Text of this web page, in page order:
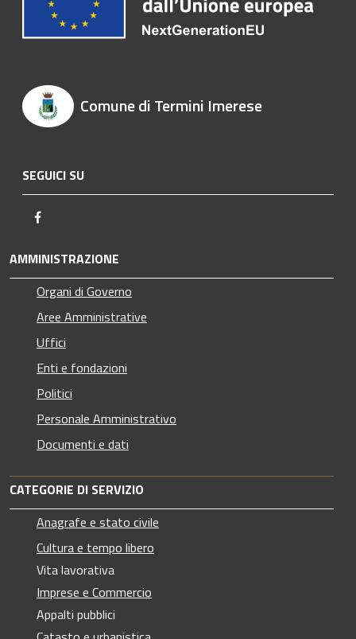
Comune di Termini Imerese
SEGUICI SU
AMMINISTRAZIONE
Organi di Governo
Aree Amministrative
Uffici
Enti e fondazioni
Politici
Personale Amministrativo
Documenti e dati
CATEGORIE DI SERVIZIO
Anagrafe e stato civile
Cultura e tempo libero
Vita lavorativa
Imprese e Commercio
Appalti pubblici